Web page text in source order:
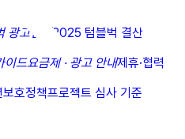
광고센터
2025 텀블벅 결산
이드요금제 · 광고 안내제휴·협력
호정책프로젝트 심사 기준